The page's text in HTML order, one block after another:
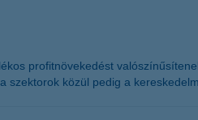
profitnövekedést
közül pedig a